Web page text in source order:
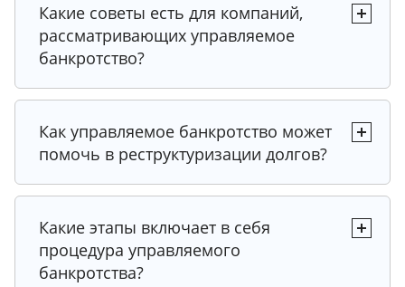
Какие советы есть для компаний,
рассматривающих управляемое
банкротство?
Как управляемое банкротство может
помочь в реструктуризации долгов?
Какие этапы включает в себя
процедура управляемого
банкротства?